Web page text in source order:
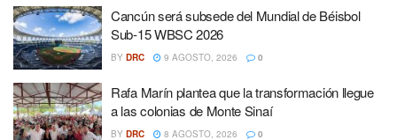
Cancún será subsede del Mundial de Béisbol
Sub-15 WBSC 2026
BY DRC 9 AGOSTO, 2026 0
Rafa Marín plantea que la transformación llegue
a las colonias de Monte Sinaí
BY DRC 8 AGOSTO, 2026 0